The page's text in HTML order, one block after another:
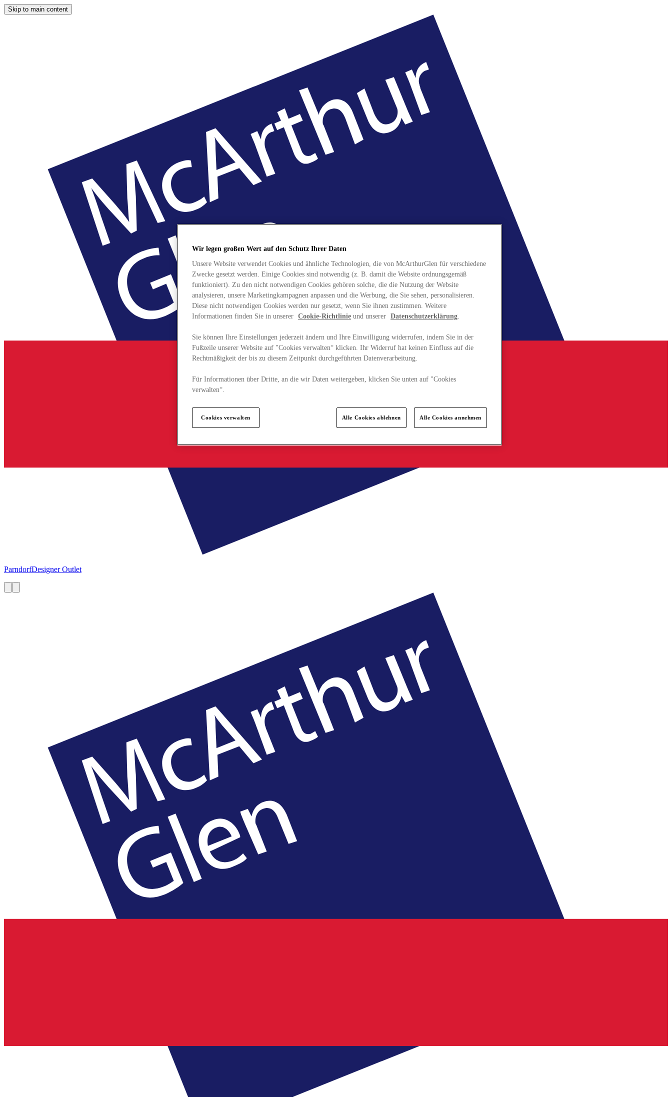
Skip to main content
ParndorfDesigner Outlet
Wir legen großen Wert auf den Schutz Ihrer Daten
Unsere Website verwendet Cookies und ähnliche Technologien, die von McArthurGlen für verschiedene
Zwecke gesetzt werden. Einige Cookies sind notwendig (z. B. damit die Website ordnungsgemäß
funktioniert). Zu den nicht notwendigen Cookies gehören solche, die die Nutzung der Website
analysieren, unsere Marketingkampagnen anpassen und die Werbung, die Sie sehen, personalisieren.
Diese nicht notwendigen Cookies werden nur gesetzt, wenn Sie ihnen zustimmen. Weitere
Informationen finden Sie in unserer Cookie-Richtlinie und unserer Datenschutzerklärung.
Sie können Ihre Einstellungen jederzeit ändern und Ihre Einwilligung widerrufen, indem Sie in der
Fußzeile unserer Website auf "Cookies verwalten“ klicken. Ihr Widerruf hat keinen Einfluss auf die
Rechtmäßigkeit der bis zu diesem Zeitpunkt durchgeführten Datenverarbeitung.
Für Informationen über Dritte, an die wir Daten weitergeben, klicken Sie unten auf "Cookies
verwalten“.
Cookies verwalten Alle Cookies ablehnen Alle Cookies annehmen